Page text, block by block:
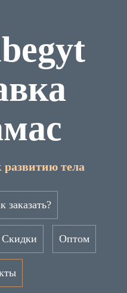
тела
заказать?
Скидки Оптом